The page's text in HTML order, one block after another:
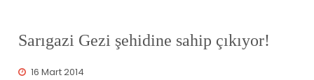
Sarıgazi Gezi şehidine sahip çıkıyor!
16 Mart 2014